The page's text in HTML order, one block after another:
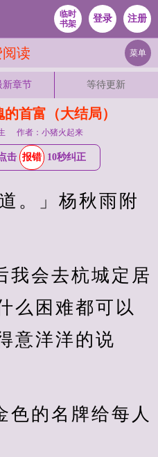
临时
书架
登录 注册
读 菜单
新章节 等待更新
首富（大结局）
作者：小猪火起来
击 报错 10秒纠正
我会去杭城定居
么困难都可以
意洋洋的说
色的名牌给每人